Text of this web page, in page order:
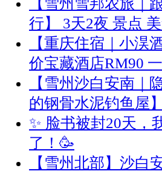
【雪州雪邦农旅｜
行】 3天2夜 景点
【重庆住宿｜小淏
价宝藏酒店RM90
【雪州沙白安南｜
的钢骨水泥钓鱼屋
✨ 脸书被封20天，
了！🥳
【雪州北部】沙白